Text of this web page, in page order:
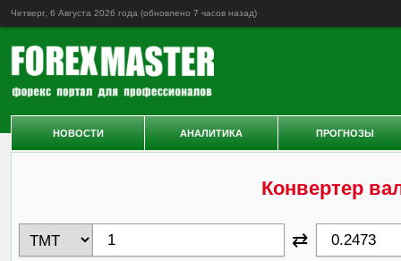
Четверг, 6 Августа 2026 года (обновлено 7 часов назад)
Конвертер
⇄
НОВОСТИ АНАЛИТИКА ПРОГНОЗЫ